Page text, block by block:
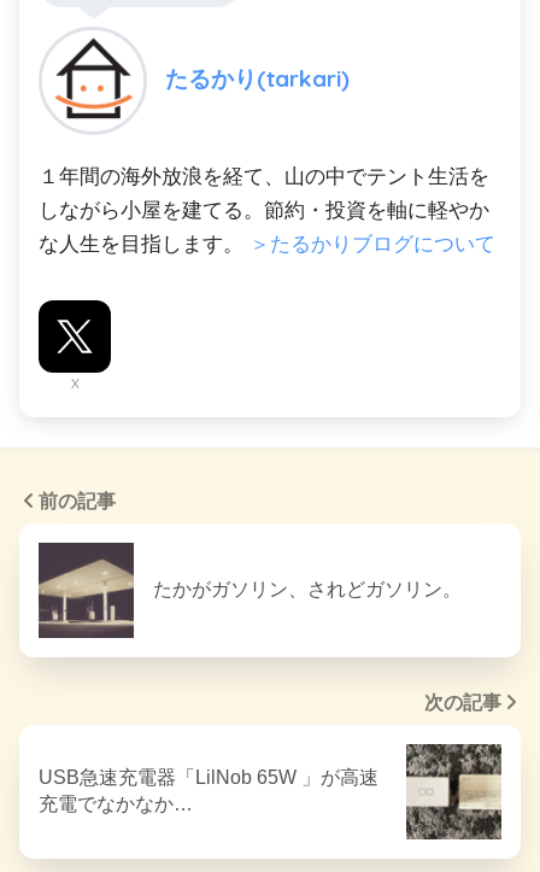
たるかり(tarkari)
１年間の海外放浪を経て、山の中でテント生活を
しながら小屋を建てる。節約・投資を軸に軽やか
な人生を目指します。
＞たるかりブログについて
X
前の記事
たかがガソリン、されどガソリン。
次の記事
USB急速充電器「LilNob 65W 」が高速
充電でなかなか…